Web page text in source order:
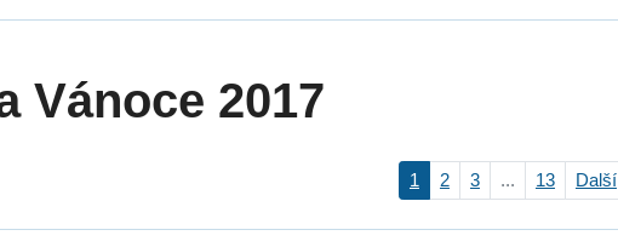
Vánoce 2017
1 2 3 ... 13 Další